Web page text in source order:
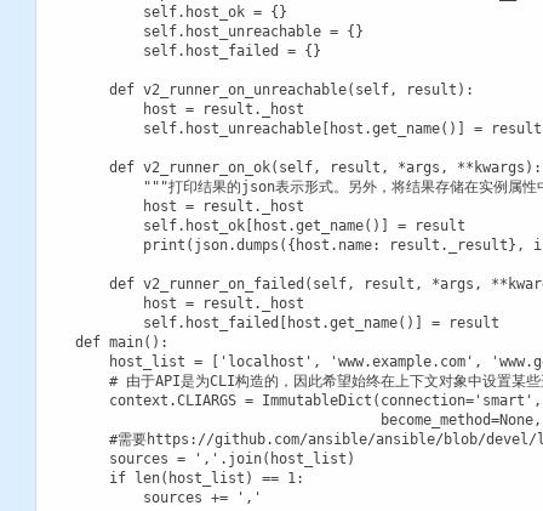
self.host_ok = {}
self.host_unreachable = {}
self.host_failed = {}
def v2_runner_on_unreachable(self, result):
host = result._host
self.host_unreachable[host.get_name()] = result
def v2_runner_on_ok(self, result, *args, **kwargs):
"""打印结果的json表示形式。另外，将结果存储在实例属性
host = result._host
self.host_ok[host.get_name()] = result
print(json.dumps({host.name: result._result},
def v2_runner_on_failed(self, result, *args,
host = result._host
self.host_failed[host.get_name()] = result
def main():
host_list = ['localhost', 'www.example.com',
# 由于API是为CLI构造的，因此希望始终在上下文对象中设置某些
context.CLIARGS =
become_method=None,
#需要https://github.com/ansible/ansible/blob/devel/
sources = ','.join(host_list)
if len(host_list) == 1:
sources += ','